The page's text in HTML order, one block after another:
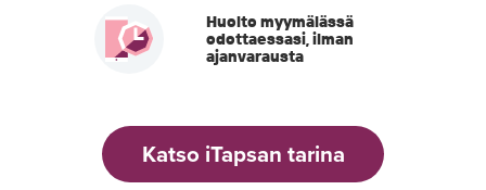
Huolto myymälässä
odottaessasi, ilman
ajanvarausta
Katso iTapsan tarina